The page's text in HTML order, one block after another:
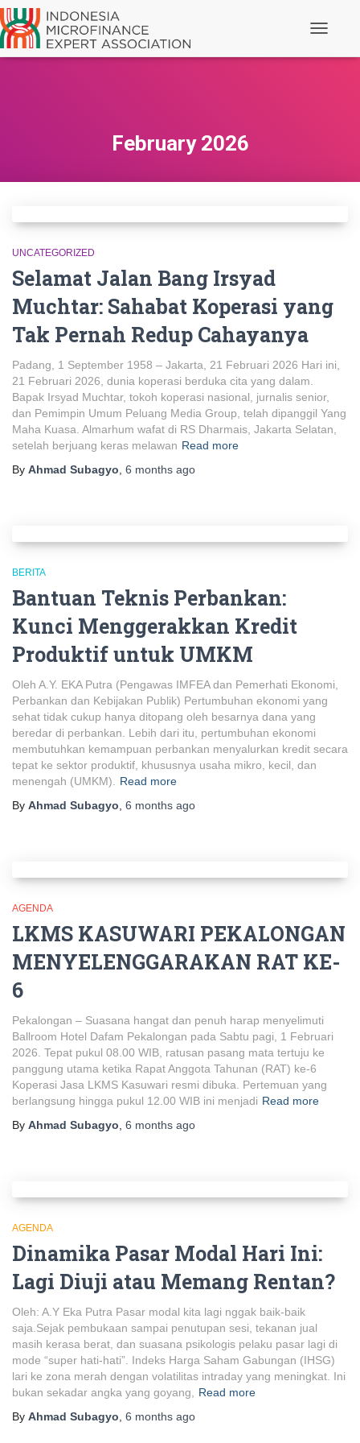
February 2026
UNCATEGORIZED
Selamat Jalan Bang Irsyad
Muchtar: Sahabat Koperasi yang
Tak Pernah Redup Cahayanya
Padang, 1 September 1958 – Jakarta, 21 Februari 2026 Hari ini,
21 Februari 2026, dunia koperasi berduka cita yang dalam.
Bapak Irsyad Muchtar, tokoh koperasi nasional, jurnalis senior,
dan Pemimpin Umum Peluang Media Group, telah dipanggil Yang
Maha Kuasa. Almarhum wafat di RS Dharmais, Jakarta Selatan,
setelah berjuang keras melawan Read more
By Ahmad Subagyo 6 months ago
BERITA
Bantuan Teknis Perbankan:
Kunci Menggerakkan Kredit
Produktif untuk UMKM
Oleh A.Y. EKA Putra (Pengawas IMFEA dan Pemerhati Ekonomi,
Perbankan dan Kebijakan Publik) Pertumbuhan ekonomi yang
sehat tidak cukup hanya ditopang oleh besarnya dana yang
beredar di perbankan. Lebih dari itu, pertumbuhan ekonomi
membutuhkan kemampuan perbankan menyalurkan kredit secara
tepat ke sektor produktif, khususnya usaha mikro, kecil, dan
menengah (UMKM).
Read more
By Ahmad Subagyo 6 months ago
AGENDA
LKMS KASUWARI PEKALONGAN
MENYELENGGARAKAN RAT KE-
6
Pekalongan – Suasana hangat dan penuh harap menyelimuti
Ballroom Hotel Dafam Pekalongan pada Sabtu pagi, 1 Februari
2026. Tepat pukul 08.00 WIB, ratusan pasang mata tertuju ke
panggung utama ketika Rapat Anggota Tahunan (RAT) ke-6
Koperasi Jasa LKMS Kasuwari resmi dibuka. Pertemuan yang
berlangsung hingga pukul 12.00 WIB ini menjadi Read more
By Ahmad Subagyo 6 months ago
AGENDA
Dinamika Pasar Modal Hari Ini:
Lagi Diuji atau Memang Rentan?
Oleh: A.Y Eka Putra Pasar modal kita lagi nggak baik-baik
saja.Sejak pembukaan sampai penutupan sesi, tekanan jual
masih kerasa berat, dan suasana psikologis pelaku pasar lagi di
mode “super hati-hati”. Indeks Harga Saham Gabungan (IHSG)
lari ke zona merah dengan volatilitas intraday yang meningkat. Ini
bukan sekadar angka yang goyang,
Read more
By Ahmad Subagyo 6 months ago